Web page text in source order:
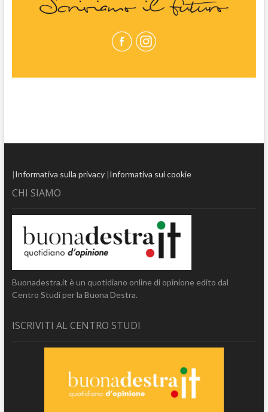
|Informativa sulla privacy|Informativa sui cookie
CHI SIAMO
Buonadestra.it è un quotidiano online di opinione edito dal
Centro Studi per la Buona Destra.
ISCRIVITI AL CENTRO STUDI